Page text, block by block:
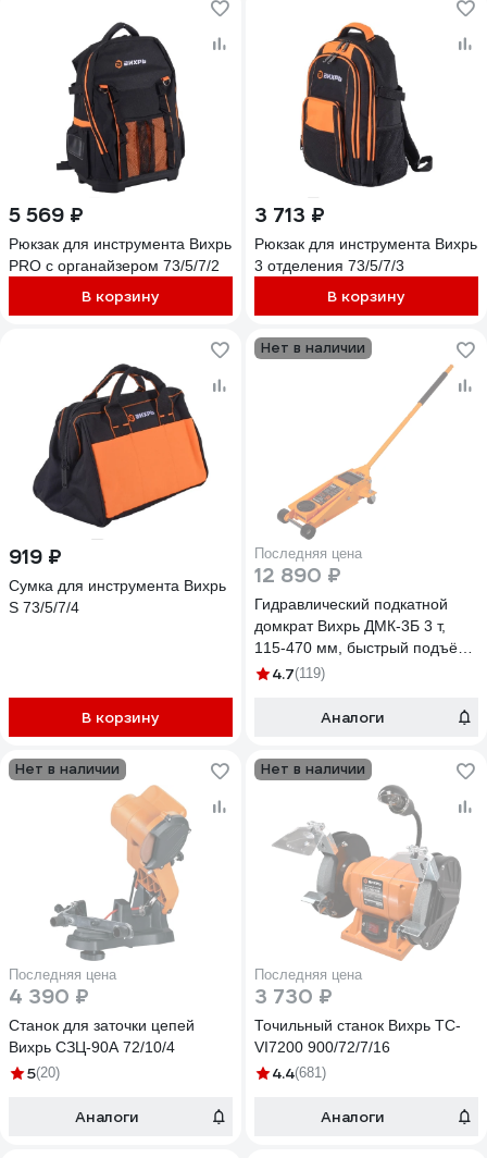
5 569 ₽
Рюкзак для инструмента Вихрь
PRO с органайзером 73/5/7/2
В корзину
3 713 ₽
Рюкзак для инструмента Вихрь
3 отделения 73/5/7/3
В корзину
919 ₽
Сумка для инструмента Вихрь
S 73/5/7/4
В корзину
Нет в наличии
Последняя цена
12 890 ₽
Гидравлический подкатной
домкрат Вихрь ДМК-3Б 3 т,
115-470 мм, быстрый подъём
73/5/4/3
4.7(119)
Аналоги
Нет в наличии
Последняя цена
4 390 ₽
Станок для заточки цепей
Вихрь СЗЦ-90A 72/10/4
5(20)
Аналоги
Нет в наличии
Последняя цена
3 730 ₽
Точильный станок Вихрь ТС-
VI7200 900/72/7/16
4.4(681)
Аналоги